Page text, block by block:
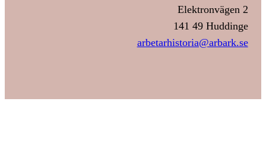
Elektronvägen 2
141 49 Huddinge
arbetarhistoria@arbark.se